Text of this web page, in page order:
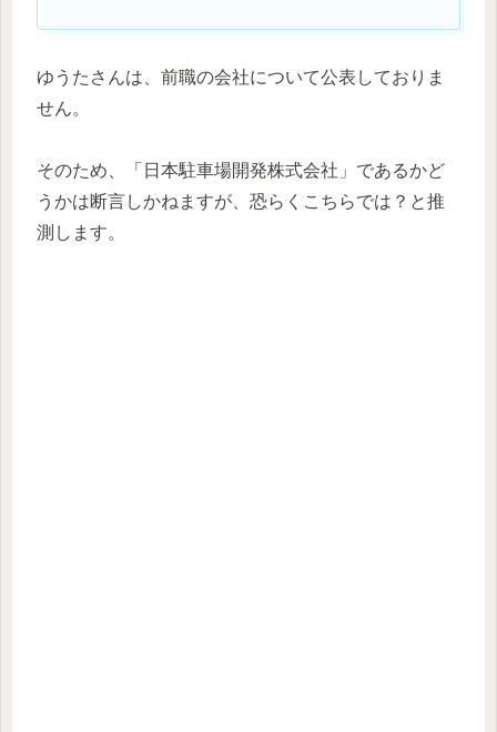
ゆうたさんは、前職の会社について公表しておりま
せん。
そのため、「日本駐車場開発株式会社」であるかど
うかは断言しかねますが、恐らくこちらでは？と推
測します。